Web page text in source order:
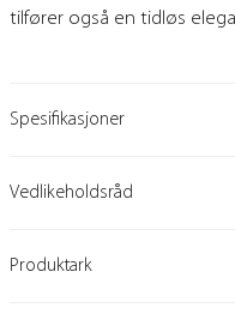
tilfører også en tidløs
Spesifikasjoner
Vedlikeholdsråd
Produktark